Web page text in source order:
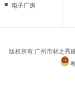
■ 电子厂房
停车场
版权所有:广州市材之